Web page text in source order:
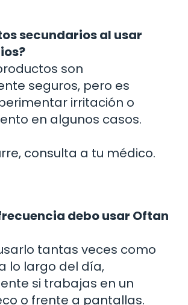
secundarios al usar
son
seguros, pero es
irritación o
en algunos casos.
consulta a tu médico.
debo usar Oftan
tantas veces como
lo largo del día,
si trabajas en un
o frente a pantallas.